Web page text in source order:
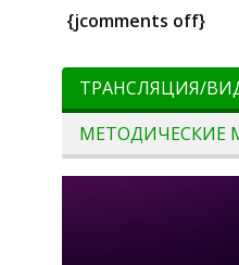
{jcomments off}
ТРАНСЛЯЦИЯ/
МЕТОДИЧЕСКИЕ